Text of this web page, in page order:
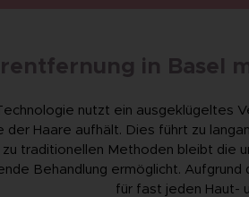
in Basel
nutzt ein ausgeklügeltes
der Haare aufhält. Dies führt zu
zu traditionellen Methoden bleibt die
Behandlung ermöglicht.
für fast jeden Haut-